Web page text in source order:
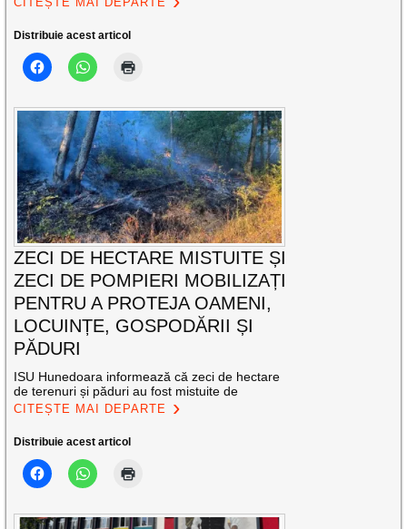
Distribuie acest articol
ZECI DE HECTARE MISTUITE ȘI
ZECI DE POMPIERI MOBILIZAȚI
PENTRU A PROTEJA OAMENI,
LOCUINȚE, GOSPODĂRII ȘI
PĂDURI
ISU Hunedoara informează că zeci de hectare
de terenuri și păduri au fost mistuite de
CITEȘTE MAI DEPARTE
Distribuie acest articol